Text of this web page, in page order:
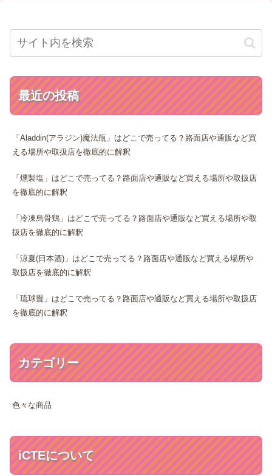
最近の投稿
「Aladdin(アラジン)魔法瓶」はどこで売ってる？路面店や通販など買
える場所や取扱店を徹底的に解釈
「燻製塩」はどこで売ってる？路面店や通販など買える場所や取扱店
を徹底的に解釈
「冷凍烏骨鶏」はどこで売ってる？路面店や通販など買える場所や取
扱店を徹底的に解釈
「涼夏(日本酒)」はどこで売ってる？路面店や通販など買える場所や
取扱店を徹底的に解釈
「琉球畳」はどこで売ってる？路面店や通販など買える場所や取扱店
を徹底的に解釈
カテゴリー
色々な商品
iCTEについて